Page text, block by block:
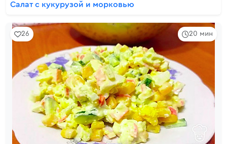
Салат с кукурузой и морковью
20 мин
26